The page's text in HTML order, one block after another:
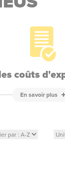
coûts
En savoir plus